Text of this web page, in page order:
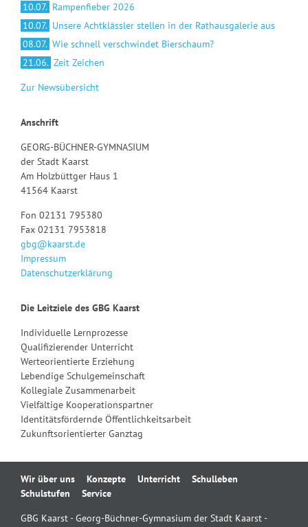
10.07. Rampenfieber 2026
10.07. Unsere Achtklässler stellen in der Rathausgalerie aus
08.07. Wie schnell verschwindet Bierschaum?
21.06. Zeit Zeichen
Zur Newsübersicht
Anschrift
GEORG-BÜCHNER-GYMNASIUM
der Stadt Kaarst
Am Holzbüttger Haus 1
41564 Kaarst
Fon 02131 795380
Fax 02131 7953818
gbg@kaarst.de
Impressum
Datenschutzerklärung
Die Leitziele des GBG Kaarst
Individuelle Lernprozesse
Qualifizierender Unterricht
Werteorientierte Erziehung
Lebendige Schulgemeinschaft
Kollegiale Zusammenarbeit
Vielfältige Kooperationspartner
Identitätsfördernde Öffentlichkeitsarbeit
Zukunftsorientierter Ganztag
Navigation
überspringen
Wir über uns Konzepte Unterricht
Schulleben
Schulstufen
Service
GBG Kaarst - Georg-Büchner-Gymnasium der Stadt Kaarst -